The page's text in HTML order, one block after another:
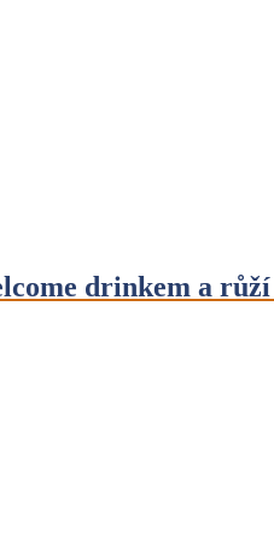
drinkem a